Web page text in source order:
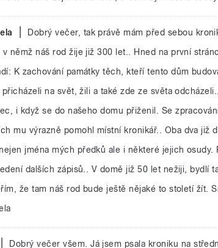
Dobrý večer, tak právě mám před sebou
v němž náš rod žije již 300 let.. Hned na první
K zachování památky těch, kteří tento dům
na svět, žili a také zde ze světa
i když se do našeho domu přiženil. Se
mu výrazně pomohl místní kronikář.. Oba dva již
jména mých předků ale i některé jejich osudy.
dalších zápisů.. V domě již 50 let nežiji, bydlí
že tam náš rod bude ještě nějaké to století žít.
Dobrý večer všem. Já jsem psala kroniku na